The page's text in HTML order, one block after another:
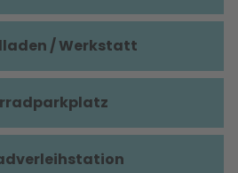
/ Werkstatt